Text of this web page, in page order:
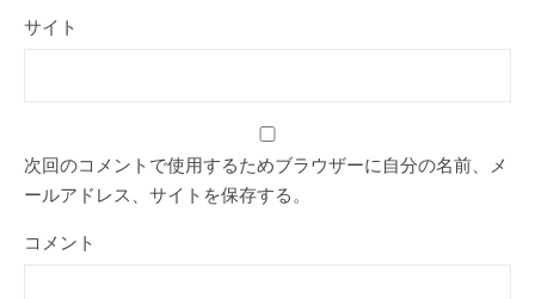
サイト
次回のコメントで使用するためブラウザーに自分の名前、メ
ールアドレス、サイトを保存する。
コメント